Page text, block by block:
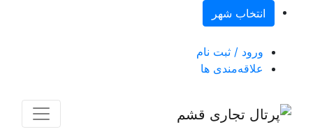
انتخاب شهر
ورود / ثبت نام
علاقه‌مندی ها